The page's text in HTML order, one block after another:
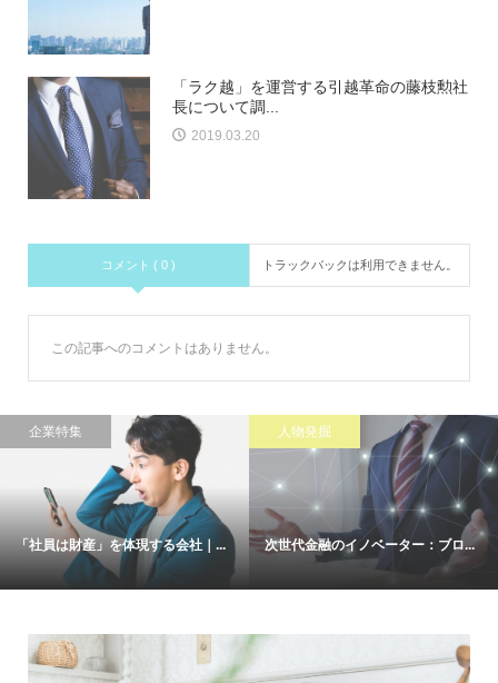
「ラク越」を運営する引越革命の藤枝勲社
長について調...
2019.03.20
コメント ( 0 ) トラックバックは利用できません。
この記事へのコメントはありません。
企業特集
「社員は財産」を体現する会社｜...
人物発掘
次世代金融のイノベーター：ブロ...